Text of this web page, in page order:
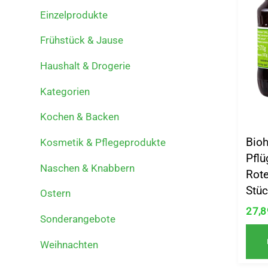
Einzelprodukte
Frühstück & Jause
Haushalt & Drogerie
Kategorien
Kochen & Backen
Kosmetik & Pflegeprodukte
Naschen & Knabbern
Ostern
Sonderangebote
Weihnachten